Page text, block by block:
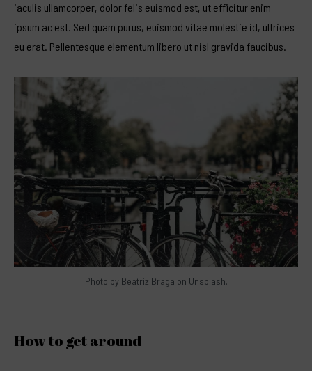
iaculis ullamcorper, dolor felis euismod est, ut efficitur enim
ipsum ac est. Sed quam purus, euismod vitae molestie id, ultrices
eu erat. Pellentesque elementum libero ut nisl gravida faucibus.
Photo by Beatriz Braga on Unsplash.
How to get around